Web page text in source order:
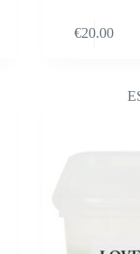
€20.00